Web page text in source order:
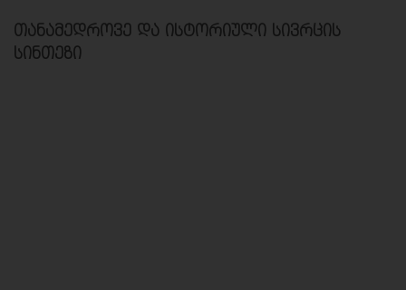
თანამედროვე და ისტორიული სივრცის
სინთეზი